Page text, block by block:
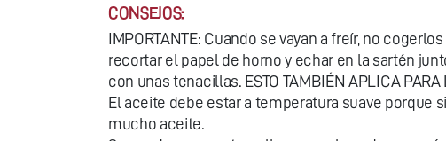
CONSEJOS:
IMPORTANTE: Cuando se vayan a freír, no
recortar el papel de horno y echar en la sartén
con unas tenacillas. ESTO TAMBIÉN APLICA PARA
El aceite debe estar a temperatura suave porque
mucho aceite.